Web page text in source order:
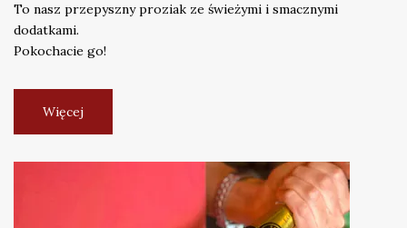
To nasz przepyszny proziak ze świeżymi i smacznymi
dodatkami.
Pokochacie go!
Więcej